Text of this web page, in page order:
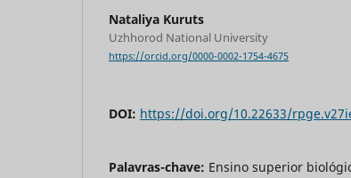
Nataliya Kuruts
Uzhhorod National University
https://orcid.org/0000-0002-1754-4675
DOI: https://doi.org/10.22633/
Palavras-chave: Ensino superior